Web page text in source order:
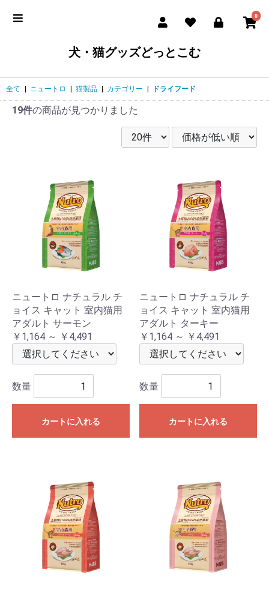
0
犬・猫グッズどっとこむ
全て ニュートロ 猫製品 カテゴリー ドライフード
19件の商品が見つかりました
ニュートロ ナチュラル チ
ョイス キャット 室内猫用
アダルト サーモン
￥1,164 ～ ￥4,491
数量
カートに入れる
ニュートロ ナチュラル チ
ョイス キャット 室内猫用
アダルト ターキー
￥1,164 ～ ￥4,491
数量
カートに入れる